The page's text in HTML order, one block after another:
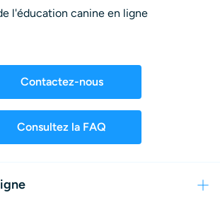
l'éducation canine en ligne
Contactez-nous
Consultez la FAQ